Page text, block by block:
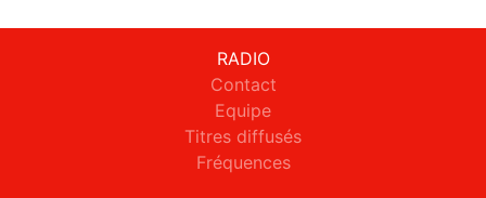
RADIO
Contact
Equipe
Titres diffusés
Fréquences